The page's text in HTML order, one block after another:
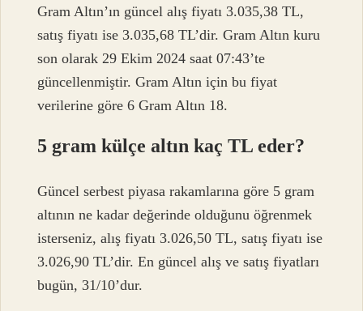
Gram Altın’ın güncel alış fiyatı 3.035,38 TL,
satış fiyatı ise 3.035,68 TL’dir. Gram Altın kuru
son olarak 29 Ekim 2024 saat 07:43’te
güncellenmiştir. Gram Altın için bu fiyat
verilerine göre 6 Gram Altın 18.
5 gram külçe altın kaç TL eder?
Güncel serbest piyasa rakamlarına göre 5 gram
altının ne kadar değerinde olduğunu öğrenmek
isterseniz, alış fiyatı 3.026,50 TL, satış fiyatı ise
3.026,90 TL’dir. En güncel alış ve satış fiyatları
bugün, 31/10’dur.